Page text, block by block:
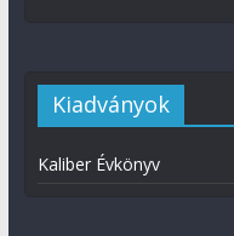
Kiadványok
Kaliber Évkönyv